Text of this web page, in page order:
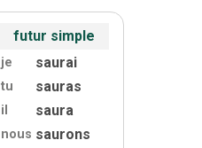
futur simple
je saurai
tu sauras
il saura
nous saurons